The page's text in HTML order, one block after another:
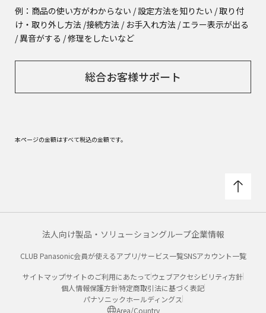
例：商品の使い方がわからない / 設定方法を知りたい / 取り付
け・取り外し方法 /接続方法 / お手入れ方法 / エラー表示が出る
/ 異音がする / 修理をしたいなど
総合お客様サポート
本ページの金額はすべて税込の金額です。
法人向け製品・ソリューショングループ企業情報
CLUB Panasonic会員が使えるアプリ/サービス一覧SNSアカウント一覧
サイトマップサイトのご利用にあたって ウェブアクセシビリティ方針
個人情報保護方針特定商取引法に基づく表記
パナソニックホールディングス
Area/Country